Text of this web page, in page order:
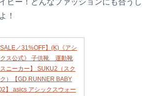
ビー！どんなファッションにも合うし
！
SALE／31%OFF】(K)《アシ
クス公式》 子供靴 運動靴
スニーカー】 SUKU2（スク
）【GD.RUNNER BABY
】 asics アシックスウォー